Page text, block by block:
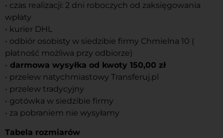
• czas realizacji: 2 dni roboczych od zaksięgowania
wpłaty
• kurier DHL
• odbiór osobisty w siedzibie firmy Chmielna 10 (
płatność możliwa przy odbiorze)
• darmowa wysyłka od kwoty 150,00 zł
• przelew natychmiastowy Transferuj.pl
• przelew tradycyjny
• gotówka w siedzibie firmy
• za pobraniem nie wysyłamy
Tabela rozmiarów